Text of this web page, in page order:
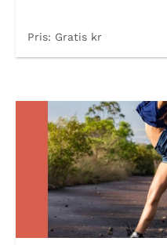
Pris: Gratis kr